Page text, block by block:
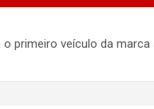
primeiro veículo da